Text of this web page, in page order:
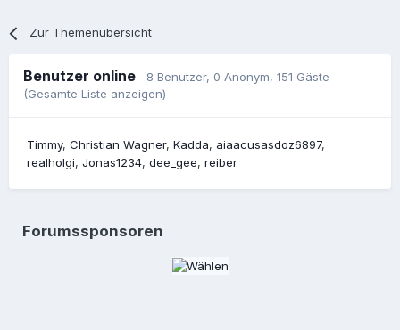
Zur Themenübersicht
Benutzer online 8 Benutzer, 0 Anonym, 151 Gäste
(Gesamte Liste anzeigen)
Timmy Christian Wagner Kadda
aiaacusasdoz6897
realholgi Jonas1234 dee_gee reiber
Forumssponsoren